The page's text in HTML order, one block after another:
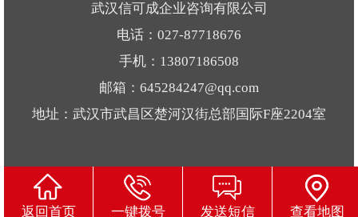
武汉信可成企业咨询有限公司
电话：027-87718676
手机：13807186508
邮箱：645284247@qq.com
地址：武汉市武昌区楚河汉街总部国际F座2204室
返回首页 一键拨号 发送短信 查看地图